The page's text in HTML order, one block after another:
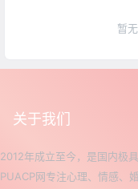
暂
关于我们
2012年成立至今，是国内极
PUACP网专注心理、情感、